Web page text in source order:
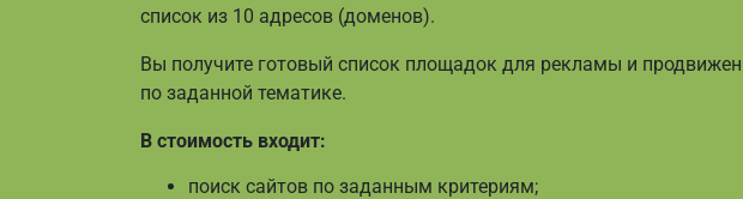
список из 10 адресов (доменов).
Вы получите готовый список площадок для рекламы и
по заданной тематике.
В стоимость входит:
поиск сайтов по заданным критериям;